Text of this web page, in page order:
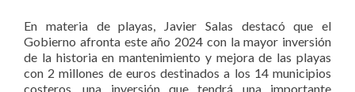
En materia de playas, Javier Salas destacó que el
Gobierno afronta este año 2024 con la mayor inversión
de la historia en mantenimiento y mejora de las playas
con 2 millones de euros destinados a los 14 municipios
costeros, una inversión que tendrá una importante